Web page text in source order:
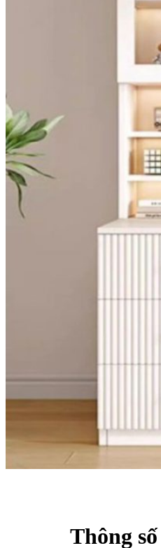
Thông